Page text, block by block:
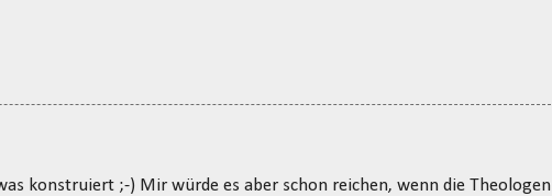
konstruiert ;-) Mir würde es aber schon reichen, wenn die Theologen